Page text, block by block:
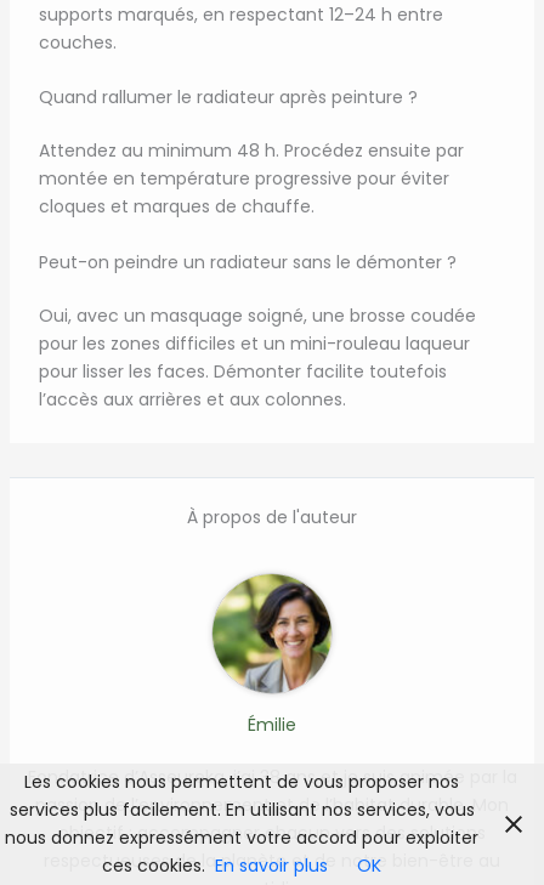
supports marqués, en respectant 12–24 h entre
couches.
Quand rallumer le radiateur après peinture ?
Attendez au minimum 48 h. Procédez ensuite par
montée en température progressive pour éviter
cloques et marques de chauffe.
Peut-on peindre un radiateur sans le démonter ?
Oui, avec un masquage soigné, une brosse coudée
pour les zones difficiles et un mini-rouleau laqueur
pour lisser les faces. Démonter facilite toutefois
l’accès aux arrières et aux colonnes.
À propos de l'auteur
Émilie
Fondatrice d’Asseureka, j’ai 38 ans et je suis animée par la
passion de l’environnement et de l’habitat durable. Mon
objectif : accompagner chacun vers des solutions
respectueuses de la planète et de notre bien-être au
Les cookies nous permettent de vous proposer nos
services plus facilement. En utilisant nos services, vous
nous donnez expressément votre accord pour exploiter
ces cookies. En savoir plus OK